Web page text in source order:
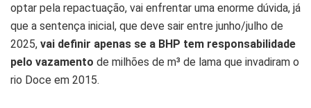
optar pela repactuação, vai enfrentar uma enorme dúvida, já
que a sentença inicial, que deve sair entre junho/julho de
2025, vai definir apenas se a BHP tem responsabilidade
pelo vazamento de milhões de m³ de lama que invadiram o
rio Doce em 2015.